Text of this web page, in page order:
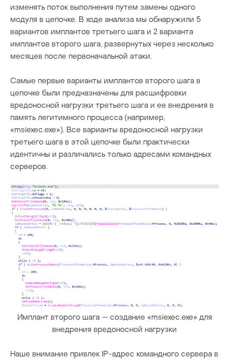
изменять поток выполнения путем замены одного
модуля в цепочке. В ходе анализа мы обнаружили 5
вариантов имплантов третьего шага и 2 варианта
имплантов второго шага, развернутых через несколько
месяцев после первоначальной атаки.
Самые первые варианты имплантов второго шага в
цепочке были предназначены для расшифровки
вредоносной нагрузки третьего шага и ее внедрения в
память легитимного процесса (например,
«msiexec.exe»). Все варианты вредоносной нагрузки
третьего шага в этой цепочке были практически
идентичны и различались только адресами командных
серверов.
Имплант второго шага — создание «msiexec.exe» для
внедрения вредоносной нагрузки
Наше внимание привлек IP-адрес командного сервера в